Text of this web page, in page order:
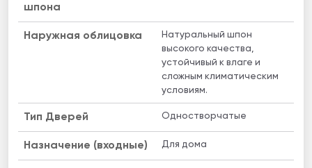
шпона
Наружная облицовка
Натуральный шпон
высокого качества,
устойчивый к влаге и
сложным климатическим
условиям.
Тип Дверей Одностворчатые
Назначение (входные) Для дома